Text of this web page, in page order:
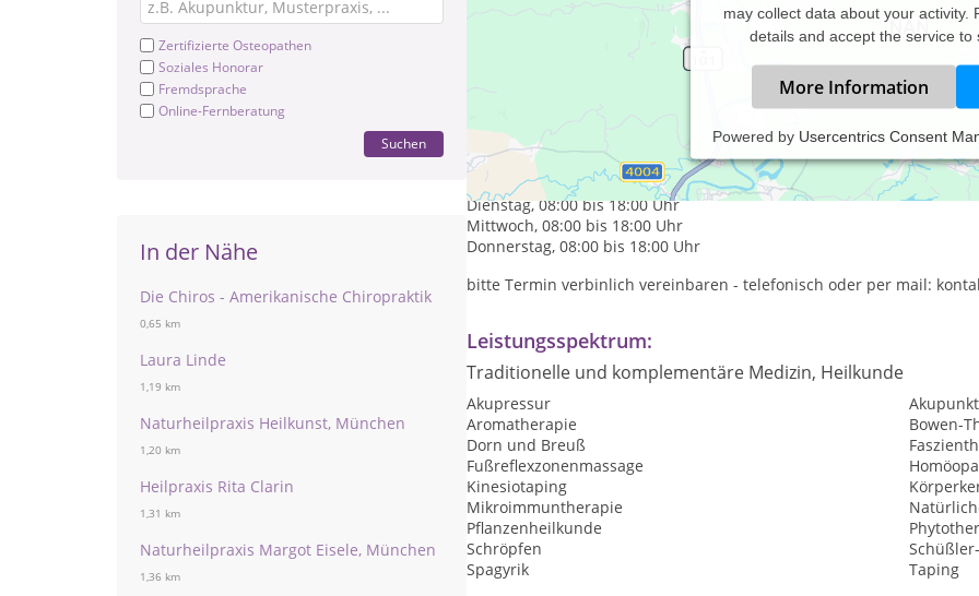
Zertifizierte Osteopathen
Soziales Honorar
Fremdsprache
Online-Fernberatung
Suchen
In der Nähe
Die Chiros - Amerikanische Chiropraktik
0,65 km
Laura Linde
1,19 km
Naturheilpraxis Heilkunst, München
1,20 km
Heilpraxis Rita Clarin
1,31 km
Naturheilpraxis Margot Eisele, München
1,36 km
may collect data about your activity.
details and accept the service to
More Information
Powered by Usercentrics Consent
Praxiszeiten:
Montag, 08:00 bis 18:00 Uhr
Dienstag, 08:00 bis 18:00 Uhr
Mittwoch, 08:00 bis 18:00 Uhr
Donnerstag, 08:00 bis 18:00 Uhr
bitte Termin verbinlich vereinbaren - telefonisch oder per mail:
Leistungsspektrum:
Traditionelle und komplementäre Medizin, Heilkunde
Akupressur
Aromatherapie
Bowen-
Dorn und Breuß
Fußreflexzonenmassage
Kinesiotaping
Mikroimmuntherapie
Pflanzenheilkunde
Schröpfen
Spagyrik
Taping